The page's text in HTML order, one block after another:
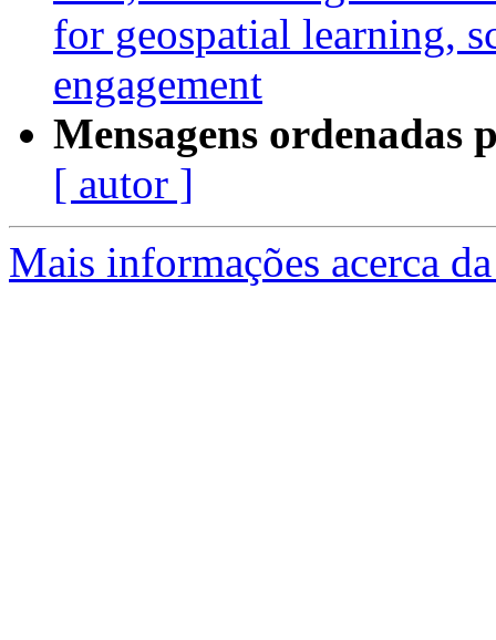
for geospatial learning,
engagement
Mensagens ordenadas
[ autor ]
Mais informações acerca